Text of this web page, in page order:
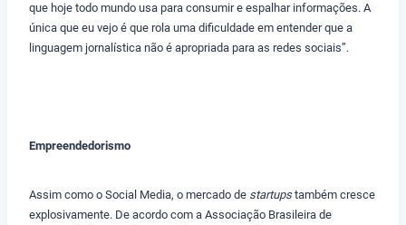
que hoje todo mundo usa para consumir e espalhar informações. A
única que eu vejo é que rola uma dificuldade em entender que a
linguagem jornalística não é apropriada para as redes sociais”.
Empreendedorismo
Assim como o Social Media, o mercado de startupstambém cresce
explosivamente. De acordo com a Associação Brasileira de